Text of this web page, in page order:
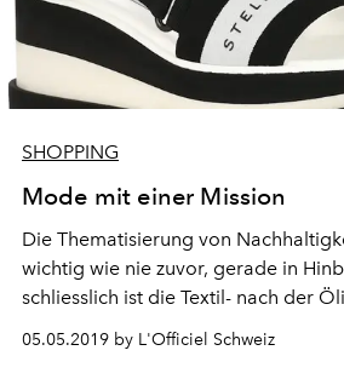
SHOPPING
Mode mit einer Mission
Die Thematisierung von
wichtig wie nie zuvor, gerade in
schliesslich ist die Textil- nach der
zweitschmutzigste Industrie weltweit.
05.05.2019 by L'Officiel Schweiz